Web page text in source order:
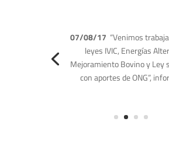
(09/03/17)Denunció la
complicidad de los
seguridad y las bandas
los hechos delictivos que